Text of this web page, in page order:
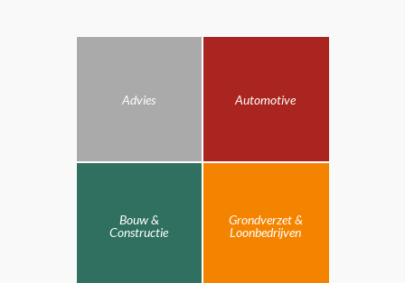
Advies Automotive
Bouw &
Constructie
Grondverzet &
Loonbedrijven